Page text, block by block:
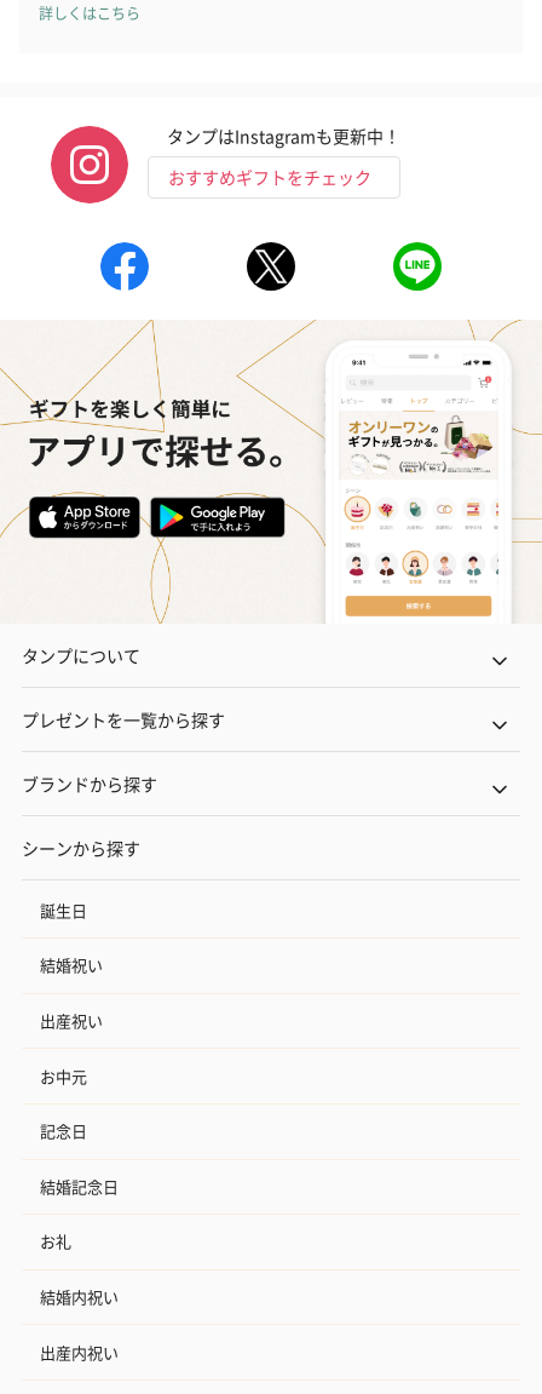
花束ハンドタオル（ピ
ンク）（1,760円）
花束ハンドタオル（ブ
キャンドル・お香
キャンドル・お香を同梱してお届けいたします。
フラッグカプセル：イ
ンセンススティック
（END）（880円）
フラッグカプセル：イ
ンセンススティック
（880円）
ショートイン
（GRAPE
（880円）
お酒
お酒を同梱してお届けいたします。
※20歳未満の方への酒類の販売はいたしません。
プレミアムビール イネ
ディット（712円）
（704円）
酒（655円）
おつまみ・その他
お酒にぴったりのおつまみ・サプリを同梱してお届けいたしま
詳しくはこちら
タンプはInstagramも更新中！
おすすめギフトをチェック
タンプについて
プレゼントを一覧から探す
ブランドから探す
シーンから探す
誕生日
結婚祝い
出産祝い
お中元
記念日
結婚記念日
お礼
結婚内祝い
出産内祝い